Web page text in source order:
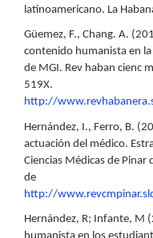
latinoamericano. La
Güemez, F., Chang. A.
contenido humanista en
de MGI. Rev haban cienc
519X.
http://
Hernández, I., Ferro, B.
actuación del médico.
Ciencias Médicas de
de
http://
Hernández, R; Infante, M